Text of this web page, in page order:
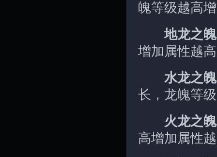
魄等级越高
地龙之
增加属性越
水龙之
长，龙魄等
火龙之
高增加属性